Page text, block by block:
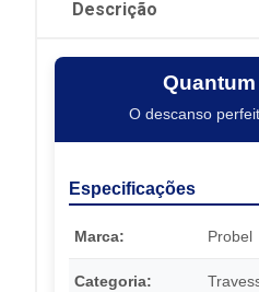
Descrição
Quantum
O descanso
Especificações
Marca: Probel
Categoria: